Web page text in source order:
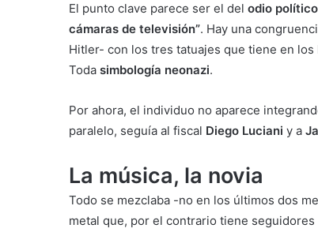
El punto clave parece ser el del odio político
cámaras de televisión”. Hay una
Hitler- con los tres tatuajes que tiene en
Toda simbología neonazi.
Por ahora, el individuo no aparece
paralelo, seguía al fiscal Diego Luciani y a
La música, la novia
Todo se mezclaba -no en los últimos dos
metal que, por el contrario tiene